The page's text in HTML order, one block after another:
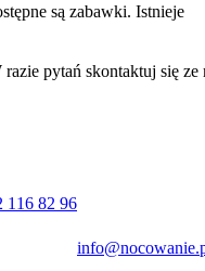
są zabawki. Istnieje
natomiast wanienka i
jest również żelazko,
dojazd do głównych
razie pytań skontaktuj się ze
116 82 96